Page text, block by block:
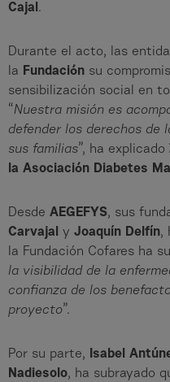
Cajal .
Durante el acto, las
la Fundación su
sensibilización social en
“Nuestra misión es
defender los derechos de
sus familias”, ha explicado
la Asociación Diabetes
Desde AEGEFYS, sus
Carvajal y Joaquín Delfín,
la Fundación Cofares ha
la visibilidad de la
confianza de los
proyecto”.
Por su parte,
Isabel
Nadiesolo, ha subrayado